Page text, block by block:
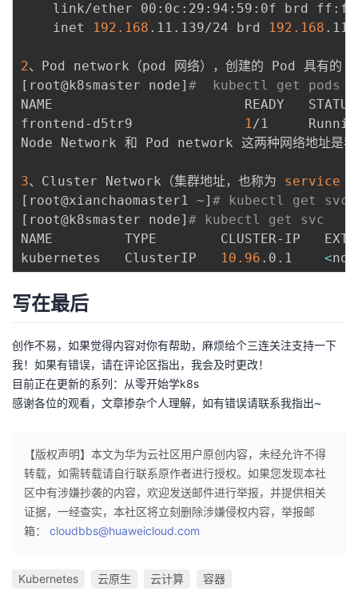
link/ether 00:0c:29:94:59:0f brd
    inet
192.168 .11.139/24 brd 192.168
2
[ root@k8smaster node] #  kubectl get pods -
NAME                        READY   STATUS
frontend-d5tr9
1/1
Node Network 和 Pod network 这两种网络地址是我们
3、Cluster Network（集群地址，也称为 service
[ root@xianchaomaster1 ~] # kubectl get svc
[ root@k8smaster node] # kubectl get svc
NAME         TYPE        CLUSTER-IP
kubernetes   ClusterIP
10.96 .0.1 <
写在最后
创作不易，如果觉得内容对你有帮助，麻烦给个三连关注支持一下
我！如果有错误，请在评论区指出，我会及时更改！
目前正在更新的系列：从零开始学k8s
感谢各位的观看，文章掺杂个人理解，如有错误请联系我指出~
【版权声明】本文为华为云社区用户原创内容，未经允许不得
转载，如需转载请自行联系原作者进行授权。如果您发现本社
区中有涉嫌抄袭的内容，欢迎发送邮件进行举报，并提供相关
证据，一经查实，本社区将立刻删除涉嫌侵权内容，举报邮
箱： cloudbbs@huaweicloud.com
Kubernetes 云原生 云计算
容器